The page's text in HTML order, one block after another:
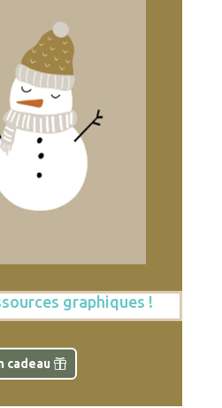
graphiques !
cadeau